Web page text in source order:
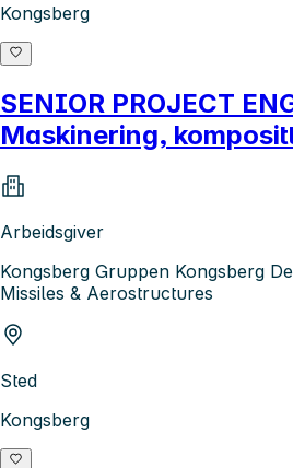
Kongsberg
SENIOR PROJECT
Maskinering,
Arbeidsgiver
Kongsberg Gruppen Kongsberg
Missiles & Aerostructures
Sted
Kongsberg